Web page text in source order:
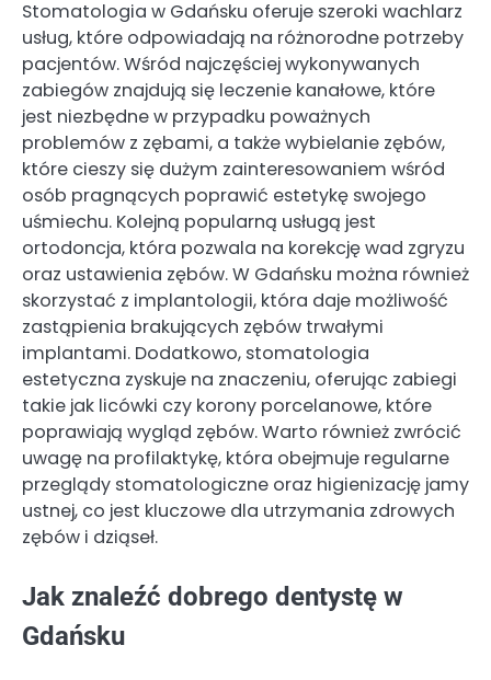
Stomatologia w Gdańsku oferuje szeroki wachlarz
usług, które odpowiadają na różnorodne potrzeby
pacjentów. Wśród najczęściej wykonywanych
zabiegów znajdują się leczenie kanałowe, które
jest niezbędne w przypadku poważnych
problemów z zębami, a także wybielanie zębów,
które cieszy się dużym zainteresowaniem wśród
osób pragnących poprawić estetykę swojego
uśmiechu. Kolejną popularną usługą jest
ortodoncja, która pozwala na korekcję wad zgryzu
oraz ustawienia zębów. W Gdańsku można również
skorzystać z implantologii, która daje możliwość
zastąpienia brakujących zębów trwałymi
implantami. Dodatkowo, stomatologia
estetyczna zyskuje na znaczeniu, oferując zabiegi
takie jak licówki czy korony porcelanowe, które
poprawiają wygląd zębów. Warto również zwrócić
uwagę na profilaktykę, która obejmuje regularne
przeglądy stomatologiczne oraz higienizację jamy
ustnej, co jest kluczowe dla utrzymania zdrowych
zębów i dziąseł.
Jak znaleźć dobrego dentystę w
Gdańsku